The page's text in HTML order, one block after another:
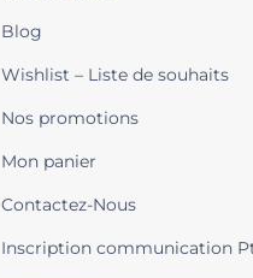
Blog
Wishlist – Liste de souhaits
Nos promotions
Mon panier
Contactez-Nous
Inscription communication